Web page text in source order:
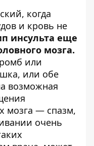
когда
и кровь не
инсульта еще
мозга.
или
или обе
возможная
мозга — спазм,
очень